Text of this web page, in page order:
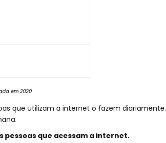
em 2020
que utilizam a internet o fazem diariamente.
pessoas que acessam a internet.